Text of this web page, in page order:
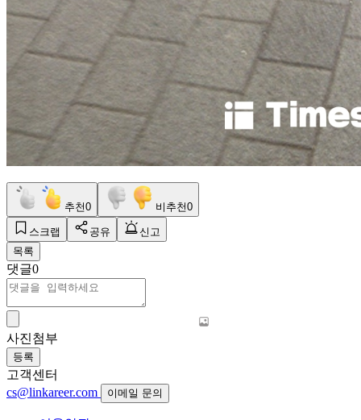
추천0 비추천0
스크랩 공유
신고
목록
댓글0
사진첨부
등록
고객센터
cs@linkareer.com
이메일 문의